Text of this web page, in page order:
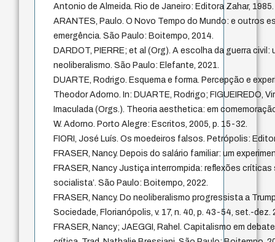
Antonio de Almeida. Rio de Janeiro: Editora Zahar, 1985.
ARANTES, Paulo. O Novo Tempo do Mundo: e outros
emergência. São Paulo: Boitempo, 2014.
DARDOT, PIERRE; et al (Org). A escolha da guerra
neoliberalismo. São Paulo: Elefante, 2021.
DUARTE, Rodrigo. Esquema e forma. Percepção e
Theodor Adorno. In: DUARTE, Rodrigo; FIGUEIREDO,
Imaculada (Orgs.). Theoria aesthetica: em
W. Adorno. Porto Alegre: Escritos, 2005, p. 15-32.
FIORI, José Luís. Os moedeiros falsos. Petrópolis:
FRASER, Nancy. Depois do salário familiar: um
FRASER, Nancy Justiça interrompida: reflexões críticas
socialista’. São Paulo: Boitempo, 2022.
FRASER, Nancy. Do neoliberalismo progressista a
Sociedade, Florianópolis, v. 17, n. 40, p. 43-54, set.-dez.
FRASER, Nancy; JAEGGI, Rahel. Capitalismo em